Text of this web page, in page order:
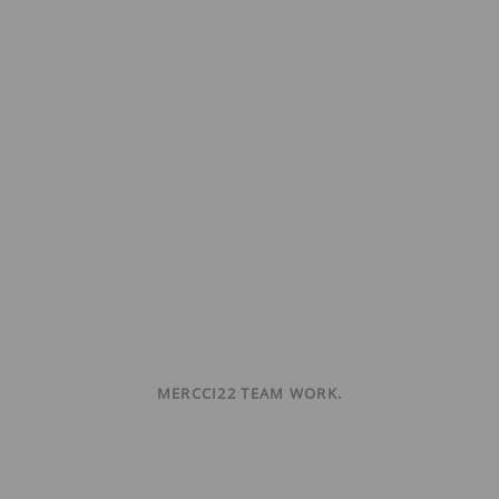
MERCCI22 TEAM WORK.